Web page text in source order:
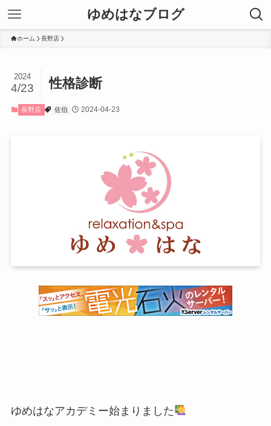
ゆめはなブログ
ホーム 長野店
性格診断
2024
4/23
長野店 佐伯 2024-04-23
ゆめはなアカデミー始まりました